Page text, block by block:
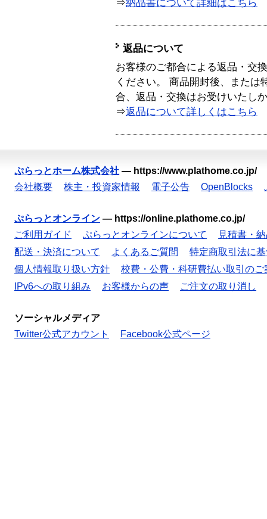
⇒納品書について詳細はこちら
返品について
お客様のご都合による返品・交
ください。 商品開封後、または
合、返品・交換はお受けいたし
⇒返品について詳しくはこちら
ぷらっとホーム株式会社 — https://www.plathome.co.jp/
会社概要
株主・投資家情報 電子公告 OpenBlocks
ぷらっとオンライン — https://online.plathome.co.jp/
ご利用ガイド
ぷらっとオンラインについて
見積書・
配送・決済について
よくあるご質問
特定商取引法に
個人情報取り扱い方針
校費・公費・科研費払い取引のご
IPv6への取り組み
お客様からの声 ご注文の取り消し
ソーシャルメディア
Twitter公式アカウント
Facebook公式ページ